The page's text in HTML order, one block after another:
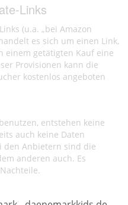
Links
(u.a. „bei Amazon
es sich um einen Link,
einem getätigten Kauf eine
Provisionen kann die
kostenlos angeboten
entstehen keine
auch keine Daten
den Anbietern sind die
anderen auch. Es